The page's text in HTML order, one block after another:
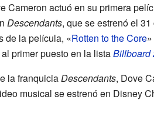
Cameron actuó en su primera
Descendants, que se estrenó el
de la película, «Rotten to the Core»
primer puesto en la listaBillboard
la franquiciaDescendants, Dove
musical se estrenó en Disney